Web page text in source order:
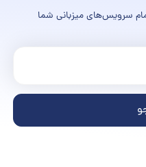
سرویس‌های میزبانی شما